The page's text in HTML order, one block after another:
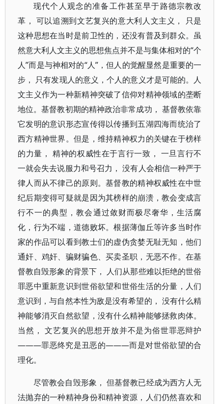
现代个人观念的准备工作甚至早于路德宗教改
革， 可以追溯到文艺复兴的意大利人文主义， 只是
这种思想在当时是前卫性的，还没有普及到群众。虽
然意大利人文主义的思想焦点并不是与集体相对的“个
人”而是与神相对的“人”，但人的觉醒显然是重要的一
步， 只有发现人的意义，个人的意义才是可能的。人
文主义作为一种新精神突破了信仰对精神领域的垄断
地位。基督教初期的精神政治非常成功， 基督教依靠
它发明的意识形态宣传得以传播到五湖四海而统治了
西方精神世界。但是，维持精神权力的关键在于榜样
的力量， 精神的权威性在于言行一致， 一旦言行不
一就会失去说服力和号召力， 没有人会相信一种严于
律人而从不律己的原则。基督教的精神权威性在中世
纪后期变得可疑就是因为其榜样的崩溃，教会变成言
行不一的典型，教会通过敛财而极尽奢华，生活腐
化，行为不端，道德败坏。根据薄伽丘等许多当时作
家的作品可以看到教士们的虚伪贪婪无耻无知，他们
通奸、鸡奸、骗财骗色、买卖圣职，无恶不作。在基
督教自毁形象的背景下， 人们从那些难以拒绝的世俗
罪恶中重新意识到世俗欲望和世俗生活的分量，人们
意识到，与自然本性为敌是没有希望的， 没有什么精
神能够消灭自然欲望，没有什么精神能够拯救肉体。
当然， 文艺复兴的思想开放并不是为俗世罪恶辩护
———罪恶终究是丑恶的———而是对世俗欲望的合
理化。
尽管教会自毁形象， 但基督教已经成为西方人无
法抛弃的一种精神身份和精神资源，人们仍然喜欢和